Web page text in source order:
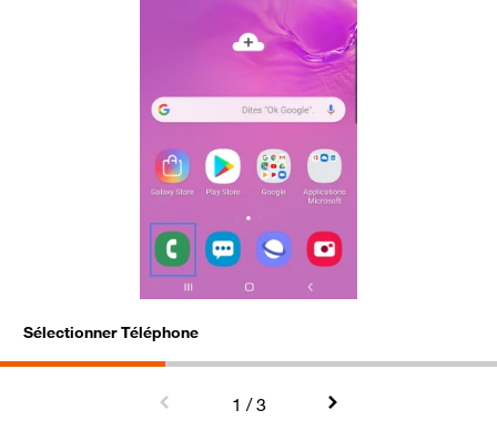
Sélectionner Téléphone
1 / 3